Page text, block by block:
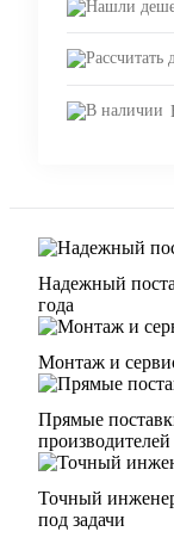
Надежный
года
Монтаж и
Прямые
производителей
Точный
под задачи